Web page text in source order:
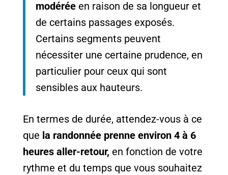
modéréeen raison de sa longueur et
de certains passages exposés.
Certains segments peuvent
nécessiter une certaine prudence, en
particulier pour ceux qui sont
sensibles aux hauteurs.
En termes de durée, attendez-vous à ce
que la randonnée prenne environ 4 à 6
heures aller-retour, en fonction de votre
rythme et du temps que vous souhaitez